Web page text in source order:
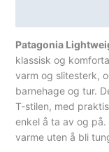
Patagonia
klassisk og
varm og slitesterk,
barnehage og tur.
T-stilen, med
enkel å ta av og
varme uten å bli